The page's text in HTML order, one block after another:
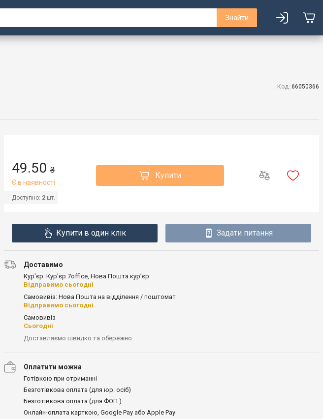
Знайти
Код: 66050366
49.50 ₴
Є в наявності
Доступно: 2 шт.
Купити
Купити в один клік Задати питання
Доставимо
Кур'єр: Кур'єр 7office, Нова Пошта кур’єр
Відправимо сьогодні
Самовивіз: Нова Пошта на відділення / поштомат
Відправимо сьогодні
Самовивіз
Сьогодні
Доставляємо швидко та обережно
Оплатити можна
Готівкою при отриманні
Безготівкова оплата (для юр. осіб)
Безготівкова оплата (для ФОП )
Онлайн-оплата карткою, Google Pay або Apple Pay